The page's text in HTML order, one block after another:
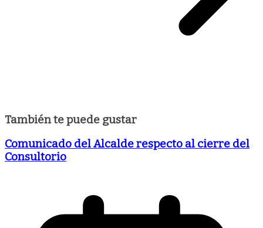
También te puede gustar
Comunicado del Alcalde respecto al cierre del
Consultorio